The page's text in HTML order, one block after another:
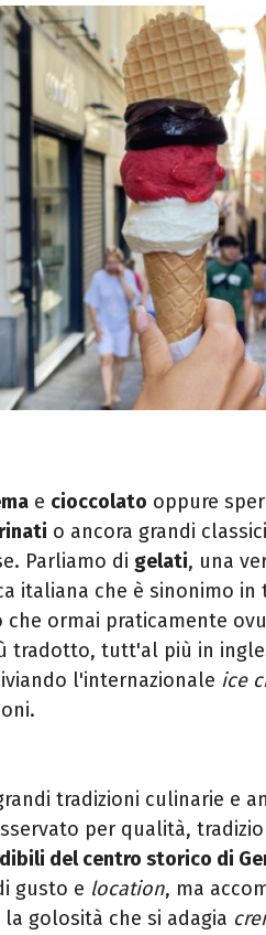
e cioccolato oppure
o ancora grandi
Parliamo di gelati, una
italiana che è sinonimo
che ormai praticamente
tradotto, tutt'al più in
l'internazionale ice
tradizioni culinarie e
per qualità,
del centro storico di
gusto e location, ma
golosità che si adagia